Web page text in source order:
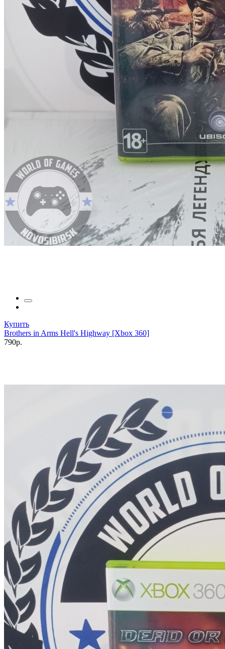
Купить
Brothers in Arms Hell's Highway [Xbox 360]
790р.